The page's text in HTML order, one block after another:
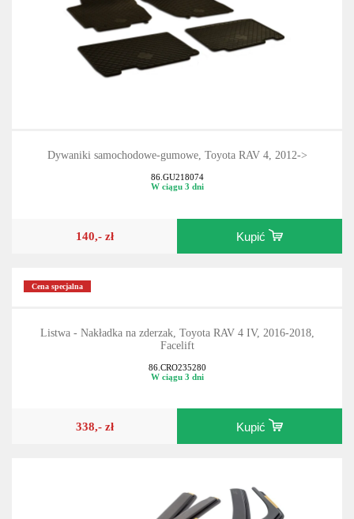
Dywaniki samochodowe-gumowe, Toyota RAV 4, 2012->
86.GU218074
W ciągu 3 dni
140,- zł Kupić
Cena specjalna
Listwa - Nakładka na zderzak, Toyota RAV 4 IV, 2016-2018,
Facelift
86.CRO235280
W ciągu 3 dni
338,- zł Kupić